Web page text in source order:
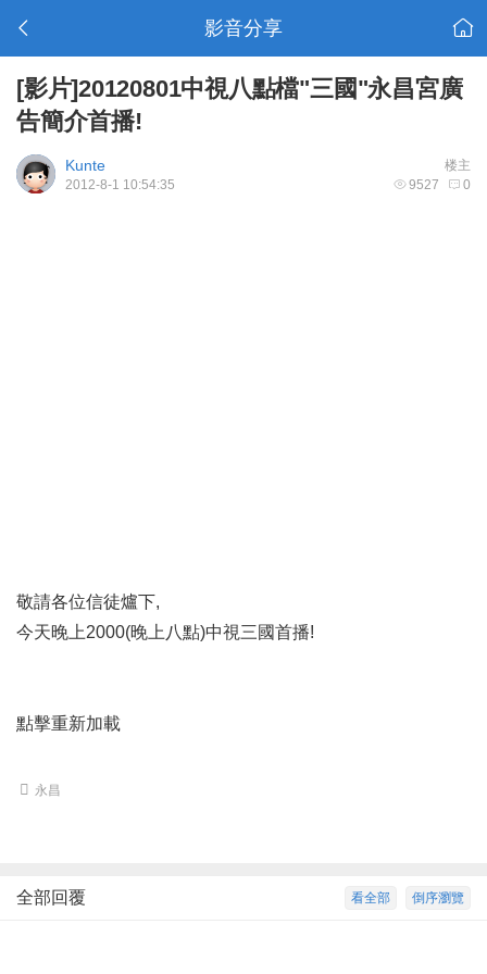
影音分享
[影片]20120801中視八點檔"三國"永昌宮廣
告簡介首播!
楼主
Kunte
9527 0
2012-8-1 10:54:35
敬請各位信徒爐下,
今天晚上2000(晚上八點)中視三國首播!
點擊重新加載
永昌
倒序瀏覽
看全部
全部回覆